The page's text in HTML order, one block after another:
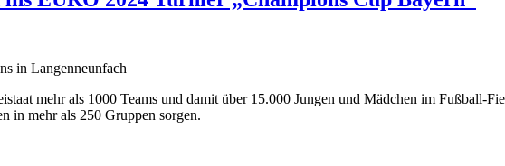
in Langenneunfach
mehr als 1000 Teams und damit über 15.000 Jungen und Mädchen im Fußball-
in mehr als 250 Gruppen sorgen.